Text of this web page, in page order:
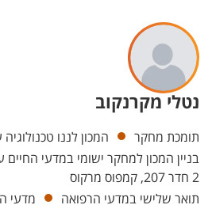
נטלי מקרנקוב
יחידות
תומכת מחקר
המכון לננו
2 חדר 207, קמפוס מרקוס
תואר שלישי במדעי הרפואה
מדעי